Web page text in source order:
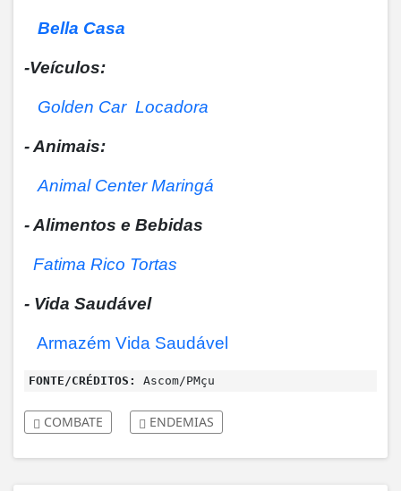
Bella Casa
-Veículos:
Golden Car Locadora
- Animais:
Animal Center Maringá
- Alimentos e Bebidas
Fatima Rico Tortas
- Vida Saudável
Armazém Vida Saudável
FONTE/CRÉDITOS: Ascom/PMçu
COMBATE ENDEMIAS